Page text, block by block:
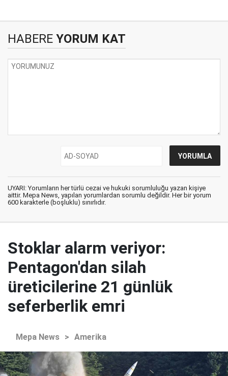
HABERE YORUM KAT
UYARI: Yorumların her türlü cezai ve hukuki sorumluluğu yazan kişiye
aittir. Mepa News, yapılan yorumlardan sorumlu değildir. Her bir yorum
600 karakterle (boşluklu) sınırlıdır.
Stoklar alarm veriyor:
Pentagon'dan silah
üreticilerine 21 günlük
seferberlik emri
Mepa News > Amerika